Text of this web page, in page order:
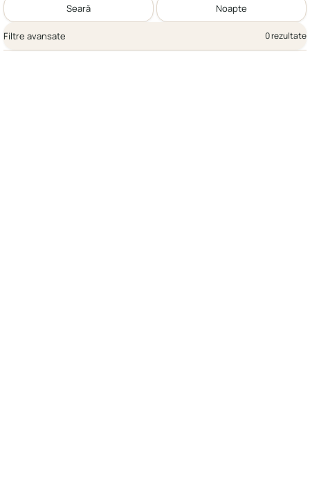
Seară Noapte
Filtre avansate 0 rezultate